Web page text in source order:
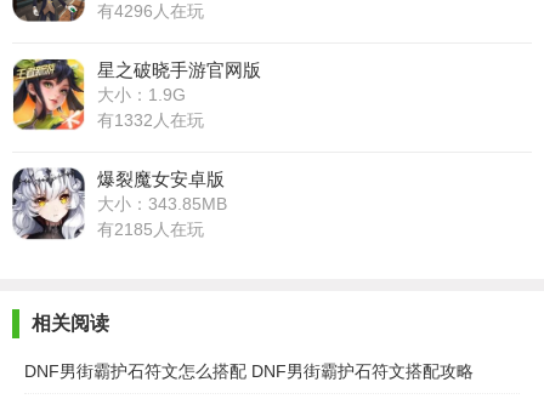
有4296人在玩
星之破晓手游官网版
大小：1.9G
有1332人在玩
爆裂魔女安卓版
大小：343.85MB
有2185人在玩
相关阅读
DNF男街霸护石符文怎么搭配 DNF男街霸护石符文搭配攻略